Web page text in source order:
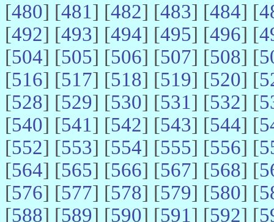
[480] [481] [482] [483] [484] [
[492] [493] [494] [495] [496] [
[504] [505] [506] [507] [508] [
[516] [517] [518] [519] [520] [
[528] [529] [530] [531] [532] [
[540] [541] [542] [543] [544] [
[552] [553] [554] [555] [556] [
[564] [565] [566] [567] [568] [
[576] [577] [578] [579] [580] [
[588] [589] [590] [591] [592] [